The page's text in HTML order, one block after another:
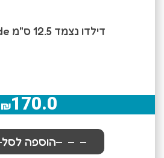
דילדו נצמד 12.5 ס"מ Plug N Ride
₪170.0
הוספה לסל